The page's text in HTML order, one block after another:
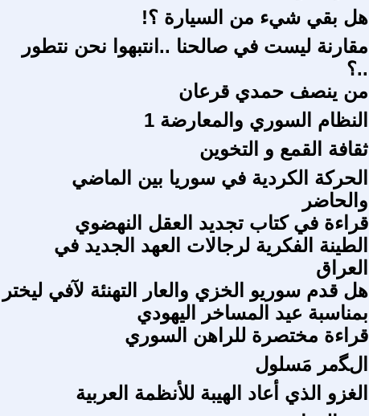
هل بقي شيء من السيارة ؟!
مقارنة ليست في صالحنا ..انتبهوا نحن نتطور
..؟
من ينصف حمدي قرعان
النظام السوري والمعارضة 1
ثقافة القمع و التخوين
الحركة الكردية في سوريا بين الماضي
والحاضر
قراءة في كتاب تجديد العقل النهضوي
الطينة الفكرية لرجالات العهد الجديد في
العراق
هل قدم سوريو الخزي والعار التهنئة لآفي ليختر
بمناسبة عيد المساخر اليهودي
قراءة مختصرة للراهن السوري
الﮕمر مَسلول
الغزو الذي أعاد الهيبة للأنظمة العربية